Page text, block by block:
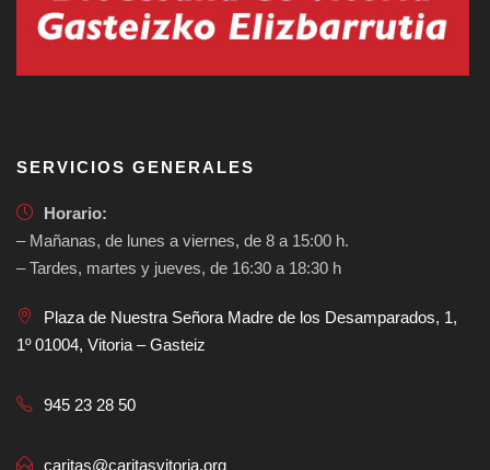
SERVICIOS GENERALES
Horario:
– Mañanas, de lunes a viernes, de 8 a 15:00 h.
– Tardes, martes y jueves, de 16:30 a 18:30 h
Plaza de Nuestra Señora Madre de los Desamparados, 1,
1º 01004, Vitoria – Gasteiz
945 23 28 50
caritas@caritasvitoria.org